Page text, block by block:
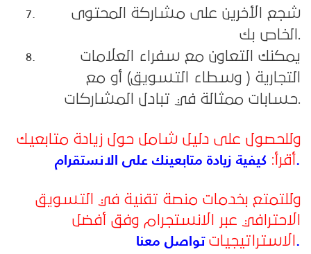
شجع الأخرين على مشاركة المحتوى
الخاص بك.
يمكنك التعاون مع سفراء العلامات
التجارية ( وسطاء التسويق) أو مع
حسابات ممثالة في تبادل المشاركات.
وللحصول على دليل شامل حول زيادة متابعيك
أقرأ : كيفية زيادة متابعينك على الانستقرام.
وللتمتع بخدمات منصة تقنية في التسويق
الاحترافي عبر الانستجرام وفق أفضل
الاستراتيجيات تواصل معنا.